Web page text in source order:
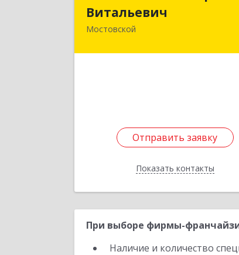
Витальевич
Мостовской
Отправить заявку
Показать контакты
352570, Краснодарский
Отправить заявку
Назад
При выборе фирмы-
Наличие и количество